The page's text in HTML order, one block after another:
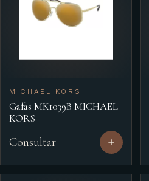
MICHAEL KORS
Gafas MK1039B MICHAEL
KORS
Consultar